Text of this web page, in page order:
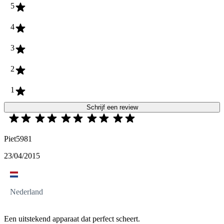
5
4
3
2
1
Schrijf een review
Piet5981
23/04/2015
Nederland
Een uitstekend apparaat dat perfect scheert.